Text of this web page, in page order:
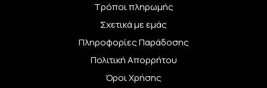
Τρόποι πληρωμής
Σχετικά με εμάς
Πληροφορίες Παράδοσης
Πολιτική Απορρήτου
Όροι Χρήσης